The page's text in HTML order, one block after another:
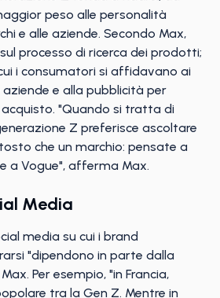
peso alle personalità
e alle aziende. Secondo Max,
processo di ricerca dei prodotti;
i consumatori si affidavano ai
e alla pubblicità per
acquisto. "Quando si tratta di
Z preferisce ascoltare
che un marchio: pensate a
a Vogue", afferma Max.
Media
media su cui i brand
"dipendono in parte dalla
Per esempio, "in Francia,
tra la Gen Z. Mentre in